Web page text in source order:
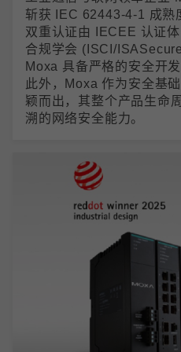
斩获 IEC 62443-4-1 成熟
双重认证由 IECEE 认证
合规学会 (ISCI/
Moxa 具备严格的安全开
此外，Moxa 作为安全基
颖而出，其整个产品生命
溯的网络安全能力。